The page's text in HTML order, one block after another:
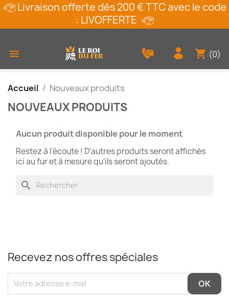
Livraison offerte dès 200 € TTC avec le code
: LIVOFFERTE
 shopping_cart (0)
Accueil Nouveaux produits
NOUVEAUX PRODUITS
Aucun produit disponible pour le moment
Restez à l'écoute ! D'autres produits seront affichés
ici au fur et à mesure qu'ils seront ajoutés.
search
Recevez nos offres spéciales